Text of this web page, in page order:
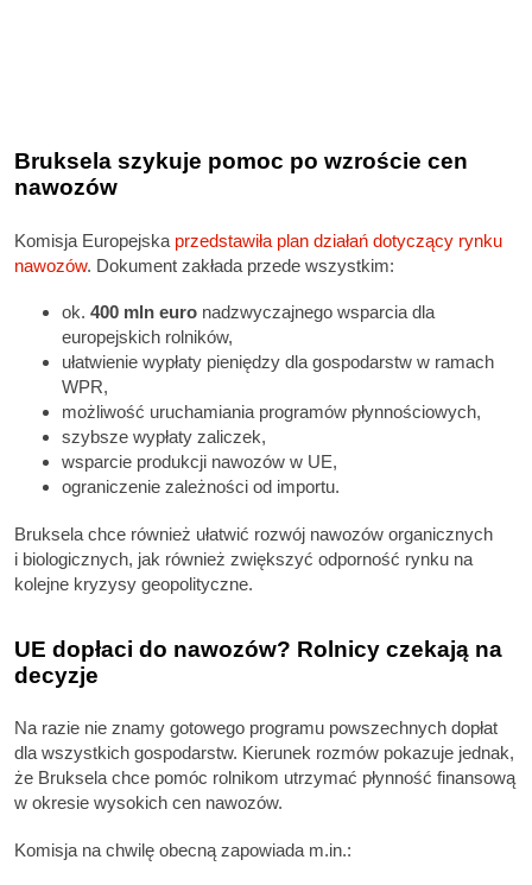
Bruksela szykuje pomoc po wzroście cen
nawozów
Komisja Europejska przedstawiła plan działań dotyczący rynku
nawozów. Dokument zakłada przede wszystkim:
ok. 400 mln euro nadzwyczajnego wsparcia dla
europejskich rolników,
ułatwienie wypłaty pieniędzy dla gospodarstw w ramach
WPR,
możliwość uruchamiania programów płynnościowych,
szybsze wypłaty zaliczek,
wsparcie produkcji nawozów w UE,
ograniczenie zależności od importu.
Bruksela chce również ułatwić rozwój nawozów organicznych
i biologicznych, jak również zwiększyć odporność rynku na
kolejne kryzysy geopolityczne.
UE dopłaci do nawozów? Rolnicy czekają na
decyzje
Na razie nie znamy gotowego programu powszechnych dopłat
dla wszystkich gospodarstw. Kierunek rozmów pokazuje jednak,
że Bruksela chce pomóc rolnikom utrzymać płynność finansową
w okresie wysokich cen nawozów.
Komisja na chwilę obecną zapowiada m.in.: